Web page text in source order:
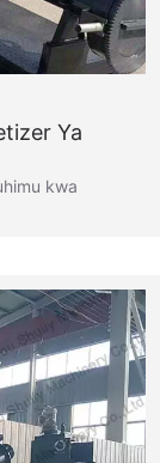
Ya
kwa